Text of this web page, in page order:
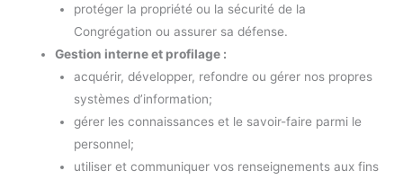
protéger la propriété ou la sécurité de la
Congrégation ou assurer sa défense.
Gestion interne et profilage :
acquérir, développer, refondre ou gérer nos propres
systèmes d’information;
gérer les connaissances et le savoir-faire parmi le
personnel;
utiliser et communiquer vos renseignements aux fins